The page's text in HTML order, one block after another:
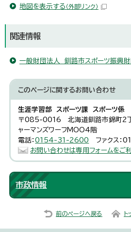
地図を表示する （外部リンク）
関連情報
一般財団法人 釧路市スポーツ振興財
このページに関するお問い合わせ
生涯学習部 スポーツ課 スポーツ係
〒085-0016 北海道釧路市錦町2丁
ャーマンズワーフMOO4階
電話：0154-31-2600
ファクス
お問い合わせは専用フォームをご
市政情報
前のページへ戻る